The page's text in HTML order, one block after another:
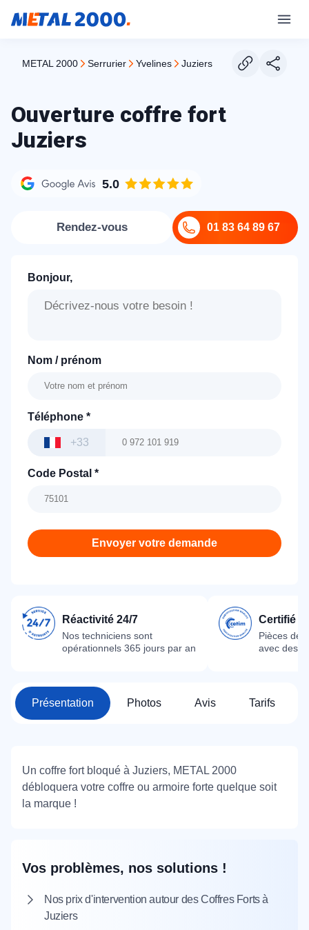
METAL 2000 serrurier yvelines juziers
Ouverture coffre fort
Juziers
5.0
01 83 64 89 67
Rendez-vous
Bonjour,
Nom / prénom
Téléphone *
+33
Code Postal *
Envoyer votre demande
Réactivité 24/7
Nos techniciens sont
opérationnels 365 jours par an
Certifié
Pièces
avec des
Présentation Photos Avis Tarifs
Un coffre fort bloqué à Juziers, METAL 2000
débloquera votre coffre ou armoire forte quelque soit
la marque !
Vos problèmes, nos solutions !
Nos prix d'intervention autour des Coffres Forts à
Juziers